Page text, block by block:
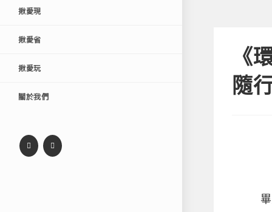
揪愛現
揪愛省
揪愛玩
關於我們
《
隨